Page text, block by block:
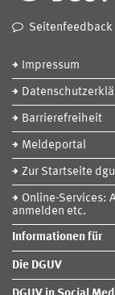
Seitenfeedback
Impressum
Barrierefreiheit
Meldeportal
Zur Startseite
Online-Services:
anmelden etc.
Informationen für
Die DGUV